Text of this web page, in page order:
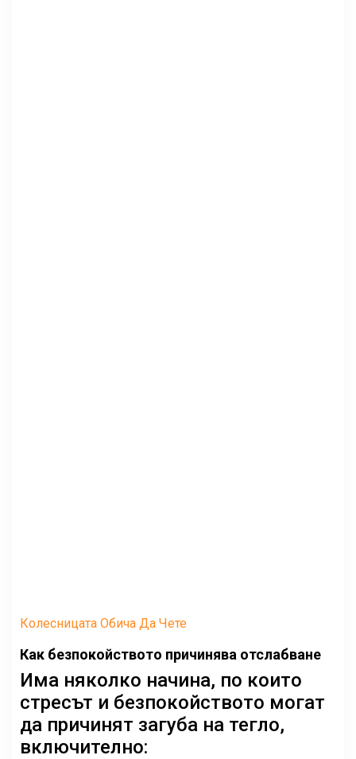
Колесницата Обича Да Чете
Как безпокойството причинява отслабване
Има няколко начина, по които
стресът и безпокойството могат
да причинят загуба на тегло,
включително: